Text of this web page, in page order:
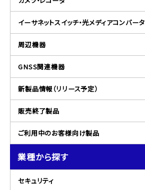
イーサネットスイッチ・光メディアコンバータ
周辺機器
GNSS関連機器
新製品情報（リリース予定）
販売終了製品
ご利用中のお客様向け製品
業種から探す
セキュリティ